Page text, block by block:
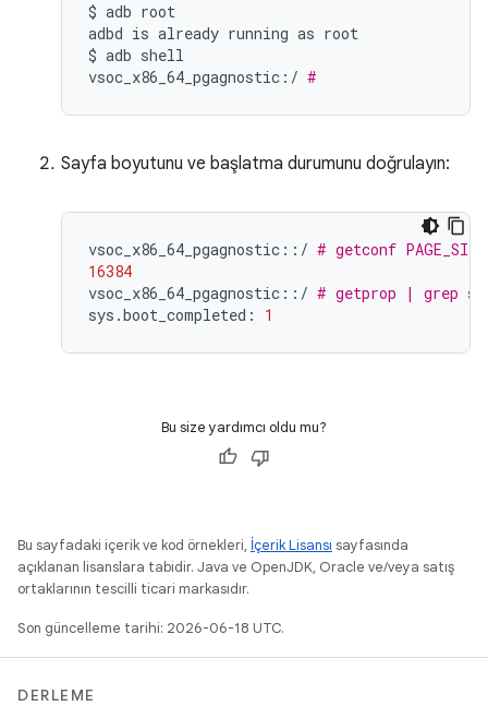
$ adb root
adbd is already running as root
$ adb shell
vsoc_x86_64_pgagnostic:/ #
Sayfa boyutunu ve başlatma durumunu doğrulayın:
vsoc_x86_64_pgagnostic::/ # getconf PAGE_SIZE
16384
vsoc_x86_64_pgagnostic::/ # getprop | grep
sys.boot_completed:
1
Bu size yardımcı oldu mu?
Bu sayfadaki içerik ve kod örnekleri, İçerik Lisansı sayfasında
açıklanan lisanslara tabidir. Java ve OpenJDK, Oracle ve/veya satış
ortaklarının tescilli ticari markasıdır.
Son güncelleme tarihi: 2026-06-18 UTC.
DERLEME